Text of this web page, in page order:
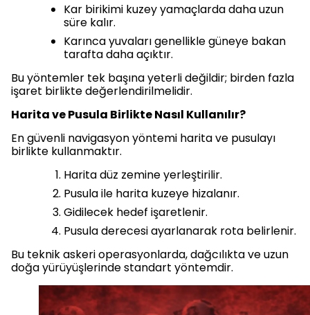
Kar birikimi kuzey yamaçlarda daha uzun
süre kalır.
Karınca yuvaları genellikle güneye bakan
tarafta daha açıktır.
Bu yöntemler tek başına yeterli değildir; birden fazla
işaret birlikte değerlendirilmelidir.
Harita ve Pusula Birlikte Nasıl Kullanılır?
En güvenli navigasyon yöntemi harita ve pusulayı
birlikte kullanmaktır.
Harita düz zemine yerleştirilir.
Pusula ile harita kuzeye hizalanır.
Gidilecek hedef işaretlenir.
Pusula derecesi ayarlanarak rota belirlenir.
Bu teknik askeri operasyonlarda, dağcılıkta ve uzun
doğa yürüyüşlerinde standart yöntemdir.